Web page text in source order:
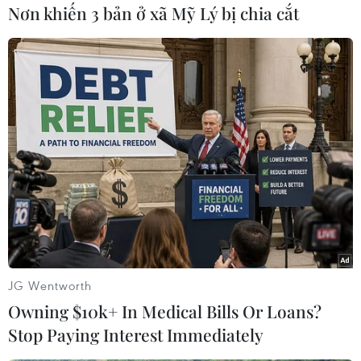
Ý tưởng trên bắt nguồn từ Pháp hồi năm 2016
thông qua một chương trình hợp tác giữa
UNHCR và Food Sweet Food, cùng với hỗ trợ của
các chính quyền địa phương, nhiều đối tác,
người dân, nhà hàng và doanh nghiệp tư nhân.
Lễ hội ẩm thực của người tị nạn lần thứ nhất
được tổ chức tại thủ đô Paris vào tháng 6/2016
thu hút hơn 1.000 người đến thưởng thức các
món ăn do các đầu bếp là người tị nạn đến từ
các nước như Ấn Độ, Iran, Sri Lanka, Cote
d'Ivoire... tại 11 nhà hàng./.
(TTXVN/Vietnam+)
Nơn khiến 3 bản ở xã Mỹ Lý bị chia cắt
JG Wentworth
Owning $10k+ In Medical Bills Or Loans?
Stop Paying Interest Immediately